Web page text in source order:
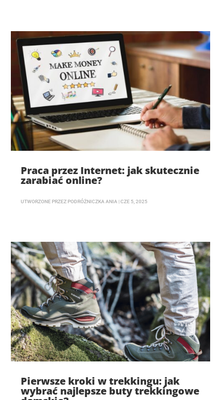
Praca przez Internet: jak skutecznie
zarabiać online?
UTWORZONE PRZEZ PODRÓŻNICZKA ANIA |CZE 5, 2025
Pierwsze kroki w trekkingu: jak
wybrać najlepsze buty trekkingowe